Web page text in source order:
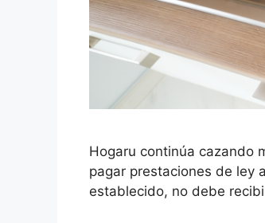
Hogaru continúa cazando
pagar prestaciones de ley
establecido, no debe